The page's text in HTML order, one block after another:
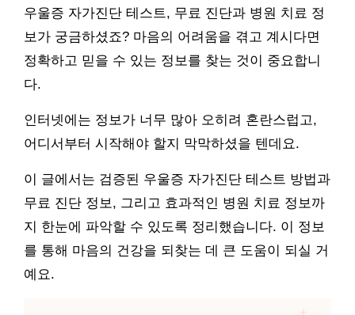
우울증 자가진단 테스트, 무료 진단과 병원 치료 정
보가 궁금하셨죠? 마음의 어려움을 겪고 계시다면
정확하고 믿을 수 있는 정보를 찾는 것이 중요합니
다.
인터넷에는 정보가 너무 많아 오히려 혼란스럽고,
어디서부터 시작해야 할지 막막하셨을 텐데요.
이 글에서는 검증된 우울증 자가진단 테스트 방법과
무료 진단 정보, 그리고 효과적인 병원 치료 정보까
지 한눈에 파악할 수 있도록 정리했습니다. 이 정보
를 통해 마음의 건강을 되찾는 데 큰 도움이 되실 거
예요.